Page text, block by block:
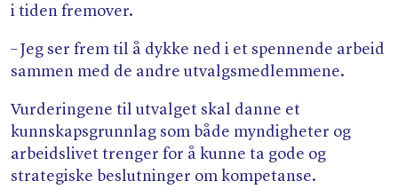
i tiden fremover.
– Jeg ser frem til å dykke ned i et spennende arbeid
sammen med de andre utvalgsmedlemmene.
Vurderingene til utvalget skal danne et
kunnskapsgrunnlag som både myndigheter og
arbeidslivet trenger for å kunne ta gode og
strategiske beslutninger om kompetanse.